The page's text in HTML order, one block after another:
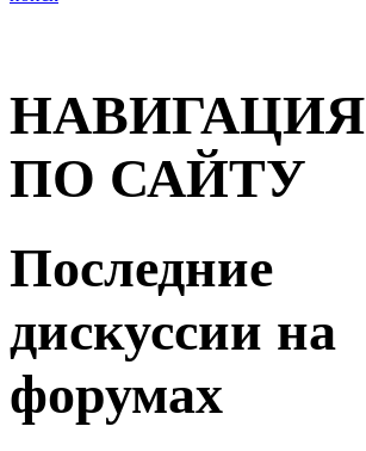
НАВИГАЦИЯ
ПО САЙТУ
Последние
дискуссии на
форумах